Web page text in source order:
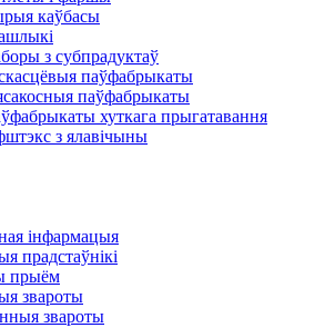
каўбасы
з субпрадуктаў
паўфабрыкаты
паўфабрыкаты
хуткага прыгатавання
з ялавічыны
інфармацыя
прадстаўнікі
прыём
звароты
звароты